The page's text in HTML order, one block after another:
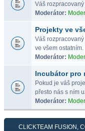
Váš
Moderátor:
Projekty ve
Váš
ve všem ostatním.
Moderátor:
Incubátor pro
Pokud je váš
přesto nás s ním
Moderátor:
CLICKTEAM FUSION,